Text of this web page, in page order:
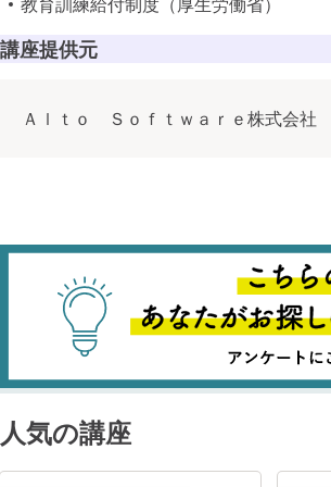
講座提供元
Ａｌｔｏ Ｓｏｆｔｗａｒｅ株式会社
人気の講座